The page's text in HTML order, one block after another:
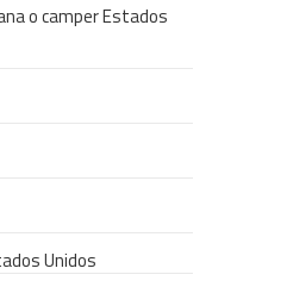
o camper Estados
Unidos